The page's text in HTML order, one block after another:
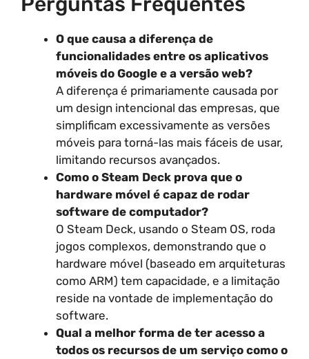
O que causa a diferença de
funcionalidades entre os aplicativos
móveis do Google e a versão web?
A diferença é primariamente causada por
um design intencional das empresas, que
simplificam excessivamente as versões
móveis para torná-las mais fáceis de usar,
limitando recursos avançados.
Como o Steam Deck prova que o
hardware móvel é capaz de rodar
software de computador?
O Steam Deck, usando o Steam OS, roda
jogos complexos, demonstrando que o
hardware móvel (baseado em arquiteturas
como ARM) tem capacidade, e a limitação
reside na vontade de implementação do
software.
Qual a melhor forma de ter acesso a
todos os recursos de um serviço como o